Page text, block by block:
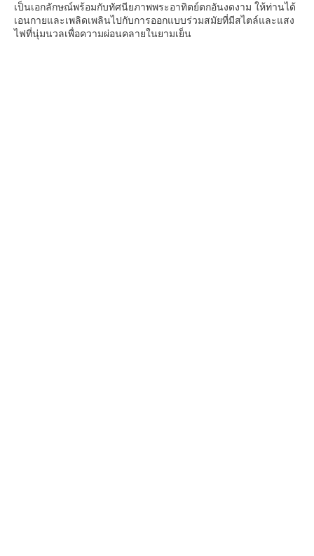
เป็นเอกลักษณ์พร้อมกับทัศนียภาพพระอาทิตย์ตกอันงดงาม ให้ท่านได้
เอนกายและเพลิดเพลินไปกับการออกแบบร่วมสมัยที่มีสไตล์และแสง
ไฟที่นุ่มนวลเพื่อความผ่อนคลายในยามเย็น